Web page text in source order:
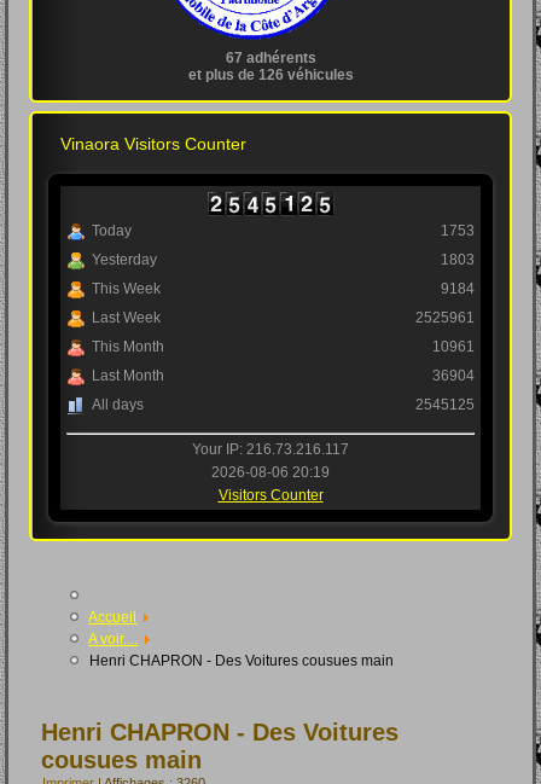
67 adhérents
et plus de 126 véhicules
Vinaora Visitors Counter
Today
Yesterday
This Week
Last Week
This Month
Last Month
All days
1753
1803
9184
2525961
10961
36904
2545125
Your IP: 216.73.216.117
2026-08-06 20:19
Visitors Counter
Accueil
A voir....
Henri CHAPRON - Des Voitures cousues main
Henri CHAPRON - Des Voitures
cousues main